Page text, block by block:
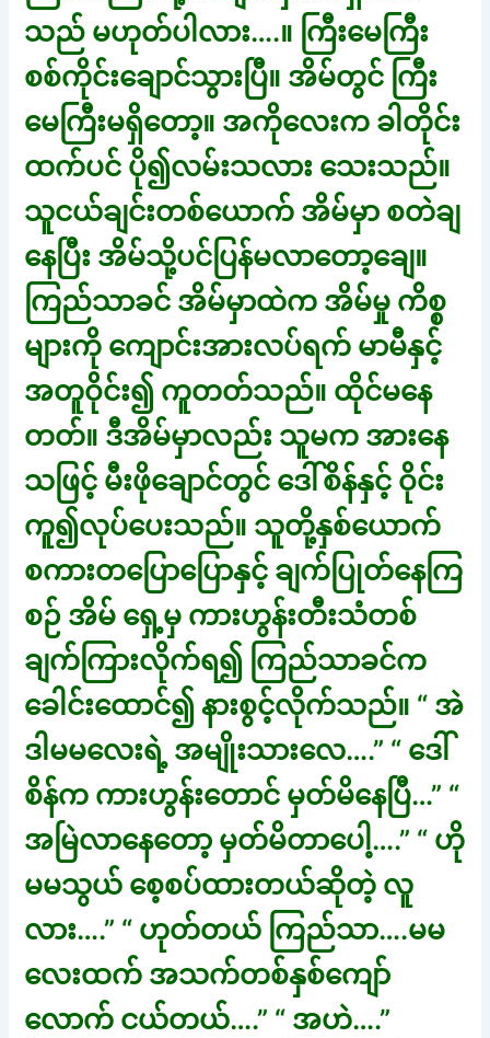
သည် မဟုတ်ပါလား….။ ကြီးမေကြီး
စစ်ကိုင်းချောင်သွားပြီ။ အိမ်တွင် ကြီး
မေကြီးမရှိတော့။ အကိုလေးက ခါတိုင်း
ထက်ပင် ပို၍လမ်းသလား သေးသည်။
သူငယ်ချင်းတစ်ယောက် အိမ်မှာ စတဲချ
နေပြီး အိမ်သို့ပင်ပြန်မလာတော့ချေ။
ကြည်သာခင် အိမ်မှာထဲက အိမ်မှု ကိစ္စ
များကို ကျောင်းအားလပ်ရက် မာမီနှင့်
အတူဝိုင်း၍ ကူတတ်သည်။ ထိုင်မနေ
တတ်။ ဒီအိမ်မှာလည်း သူမက အားနေ
သဖြင့် မီးဖိုချောင်တွင် ဒေါ်စိန်နှင့် ဝိုင်း
ကူ၍လုပ်ပေးသည်။ သူတို့နှစ်ယောက်
စကားတပြောပြောနှင့် ချက်ပြုတ်နေကြ
စဉ် အိမ် ရှေ့မှ ကားဟွန်းတီးသံတစ်
ချက်ကြားလိုက်ရ၍ ကြည်သာခင်က
ခေါင်းထောင်၍ နားစွင့်လိုက်သည်။ “ အဲ
ဒါမမလေးရဲ့ အမျိုးသားလေ….” “ ဒေါ်
စိန်က ကားဟွန်းတောင် မှတ်မိနေပြီ…” “
အမြဲလာနေတော့ မှတ်မိတာပေါ့….” “ ဟို
မမသွယ် စေ့စပ်ထားတယ်ဆိုတဲ့ လူ
လား….” “ ဟုတ်တယ် ကြည်သာ….မမ
လေးထက် အသက်တစ်နှစ်ကျော်
လောက် ငယ်တယ်….” “ အဟဲ….”